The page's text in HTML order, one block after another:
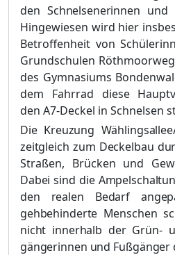
den Schnelsenerinnen und
Hingewiesen wird hier
Betroffenheit von
Grundschulen
des Gymnasiums
dem Fahrrad diese
den A7-Deckel in Schnelsen
Die Kreuzung
zeitgleich zum Deckelbau
Straßen, Brücken und
Dabei sind die Ampel
den realen Bedarf
gehbehinderte Menschen
nicht innerhalb der Grün-
gängerinnen und Fußgänger